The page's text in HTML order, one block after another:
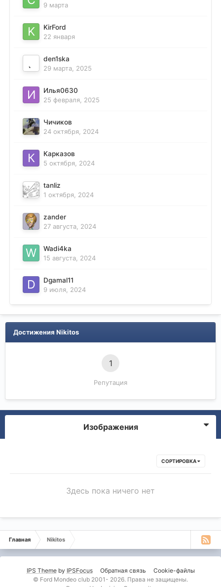
9 марта
KirFord
22 января
den1ska
29 марта, 2025
Илья0630
25 февраля, 2025
Чичиков
24 октября, 2024
Карказов
5 октября, 2024
tanliz
1 октября, 2024
zander
27 августа, 2024
Wadi4ka
15 августа, 2024
Dgamal11
9 июля, 2024
Достижения Nikitos
1
Репутация
Изображения
СОРТИРОВКА
Здесь пока ничего нет
Главная Nikitos
IPS Themeby IPSFocus Обратная связь
Cookie-файлы
© Ford Mondeo club 2001- 2026. Права не защищены.